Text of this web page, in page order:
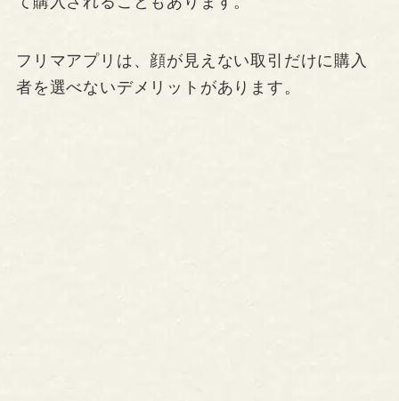
フリマアプリは、顔が見えない取引だけに購入
者を選べないデメリットがあります。